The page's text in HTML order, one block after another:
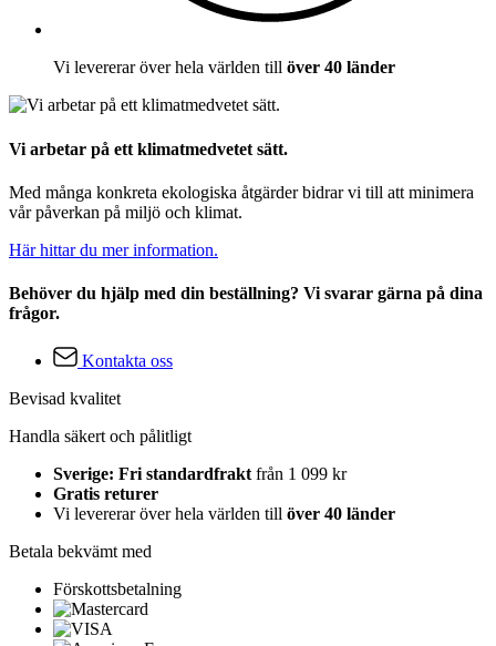
Vi levererar över hela världen till över 40 länder
Vi arbetar på ett klimatmedvetet sätt.
Med många konkreta ekologiska åtgärder bidrar vi till att minimera
vår påverkan på miljö och klimat.
Här hittar du mer information.
Behöver du hjälp med din beställning? Vi svarar gärna på dina
frågor.
Kontakta oss
Bevisad kvalitet
Handla säkert och pålitligt
Sverige: Fri standardfrakt från 1 099 kr
Gratis returer
Vi levererar över hela världen till över 40 länder
Betala bekvämt med
Förskottsbetalning